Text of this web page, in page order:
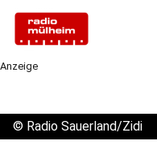
Anzeige
© Radio Sauerland/Zidi